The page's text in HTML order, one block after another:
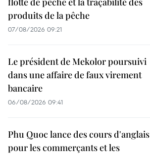
produits de la pêche
07/08/2026 09:21
Le président de Mekolor poursuivi
dans une affaire de faux virement
bancaire
06/08/2026 09:41
Phu Quoc lance des cours d'anglais
pour les commerçants et les